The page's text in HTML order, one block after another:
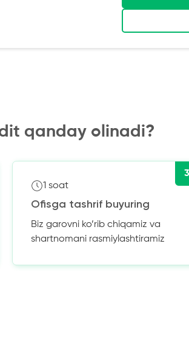
qanday olinadi?
3
1 soat
Ofisga tashrif buyuring
Biz garovni ko’rib chiqamiz va
shartnomani rasmiylashtiramiz